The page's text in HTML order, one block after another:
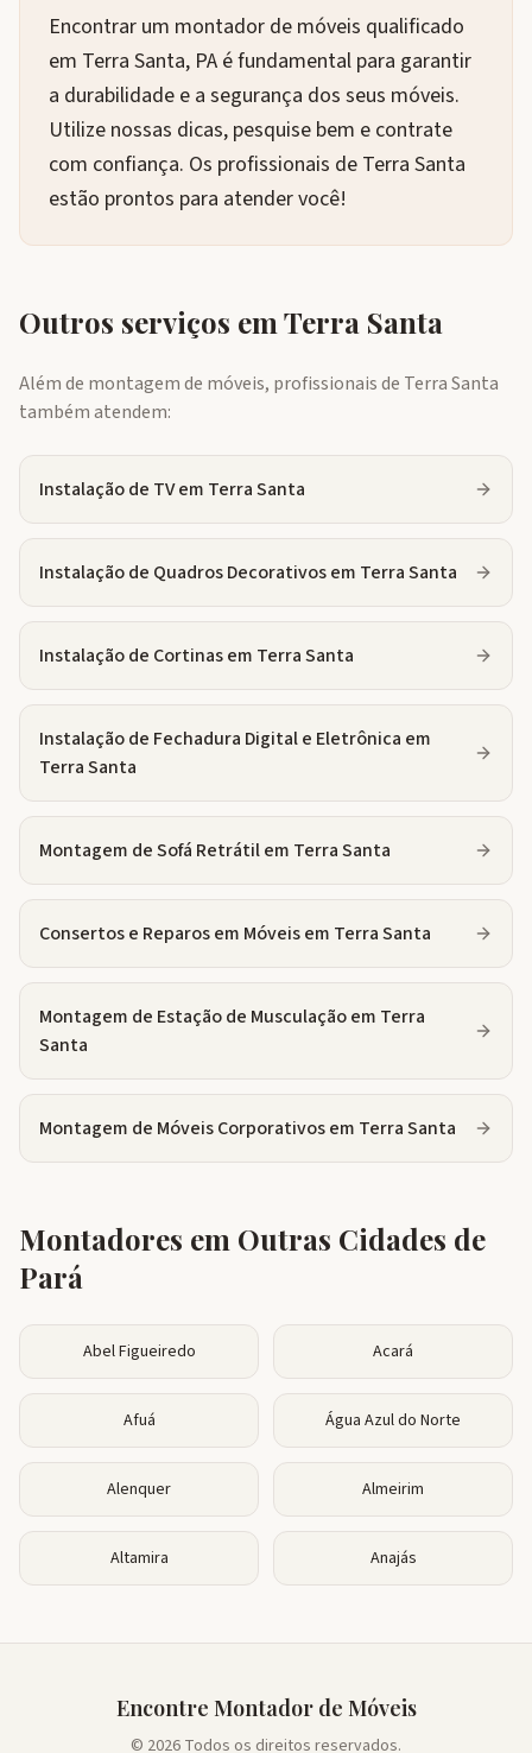
Encontrar um montador de móveis qualificado
em Terra Santa, PA é fundamental para garantir
a durabilidade e a segurança dos seus móveis.
Utilize nossas dicas, pesquise bem e contrate
com confiança. Os profissionais de Terra Santa
estão prontos para atender você!
Outros serviços em Terra Santa
Além de montagem de móveis, profissionais de Terra Santa
também atendem:
Instalação de TVem Terra Santa
Instalação de Quadros Decorativosem Terra Santa
Instalação de Cortinasem Terra Santa
Instalação de Fechadura Digital e Eletrônica em
Terra Santa
Montagem de Sofá Retrátilem Terra Santa
Consertos e Reparos em Móveisem Terra Santa
Montagem de Estação de Musculaçãoem Terra
Santa
Montagem de Móveis Corporativosem Terra Santa
Montadores em Outras Cidades de
Pará
Abel Figueiredo Acará
Afuá Água Azul do Norte
Alenquer Almeirim
Altamira Anajás
Encontre Montador de Móveis
© 2026 Todos os direitos reservados.